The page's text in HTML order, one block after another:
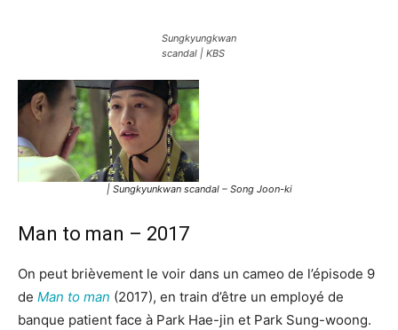
Sungkyungkwan
scandal | KBS
| Sungkyunkwan scandal – Song Joon-ki
Man to man – 2017
On peut brièvement le voir dans un cameo de l’épisode 9
de Man to man (2017), en train d’être un employé de
banque patient face à Park Hae-jin et Park Sung-woong.